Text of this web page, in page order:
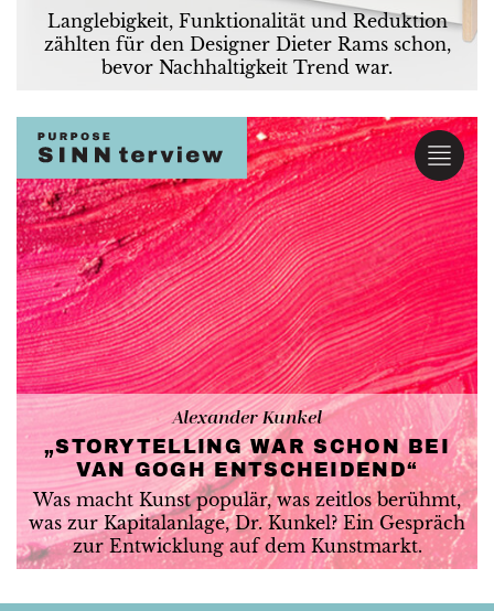
Langlebigkeit, Funktionalität und Reduktion
zählten für den Designer Dieter Rams schon,
bevor Nachhaltigkeit Trend war.
Alexander Kunkel
„STORYTELLING WAR SCHON BEI
VAN GOGH ENTSCHEIDEND“
Was macht Kunst populär, was zeitlos berühmt,
was zur Kapitalanlage, Dr. Kunkel? Ein Gespräch
zur Entwicklung auf dem Kunstmarkt.